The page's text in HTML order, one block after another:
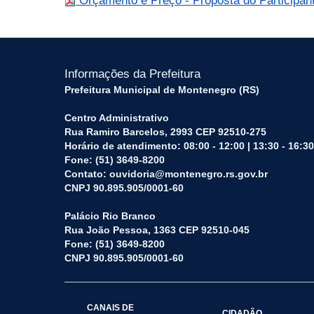
Informações da Prefeitura
Prefeitura Municipal de Montenegro (RS)
Centro Administrativo
Rua Ramiro Barcelos, 2993 CEP 92510-275
Horário de atendimento: 08:00 - 12:00 | 13:30 - 16:30
Fone: (51) 3649-8200
Contato: ouvidoria@montenegro.rs.gov.br
CNPJ 90.895.905/0001-60
Palácio Rio Branco
Rua João Pessoa, 1363 CEP 92510-045
Fone: (51) 3649-8200
CNPJ 90.895.905/0001-60
CANAIS DE